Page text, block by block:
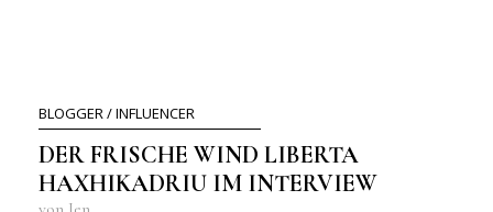
BLOGGER / INFLUENCER
DER FRISCHE WIND LIBERTA
HAXHIKADRIU IM INTERVIEW